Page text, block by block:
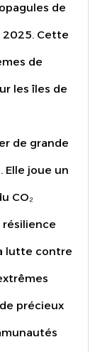
de
2025. Cette
de
les îles de
de grande
joue un
CO₂
résilience
lutte contre
précieux